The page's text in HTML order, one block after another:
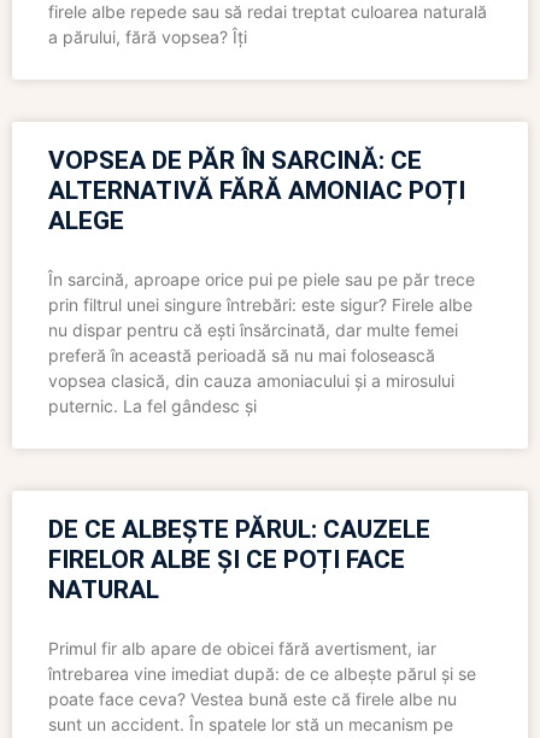
firele albe repede sau să redai treptat culoarea naturală
a părului, fără vopsea? Îți
VOPSEA DE PĂR ÎN SARCINĂ: CE
ALTERNATIVĂ FĂRĂ AMONIAC POȚI
ALEGE
În sarcină, aproape orice pui pe piele sau pe păr trece
prin filtrul unei singure întrebări: este sigur? Firele albe
nu dispar pentru că ești însărcinată, dar multe femei
preferă în această perioadă să nu mai folosească
vopsea clasică, din cauza amoniacului și a mirosului
puternic. La fel gândesc și
DE CE ALBEȘTE PĂRUL: CAUZELE
FIRELOR ALBE ȘI CE POȚI FACE
NATURAL
Primul fir alb apare de obicei fără avertisment, iar
întrebarea vine imediat după: de ce albește părul și se
poate face ceva? Vestea bună este că firele albe nu
sunt un accident. În spatele lor stă un mecanism pe